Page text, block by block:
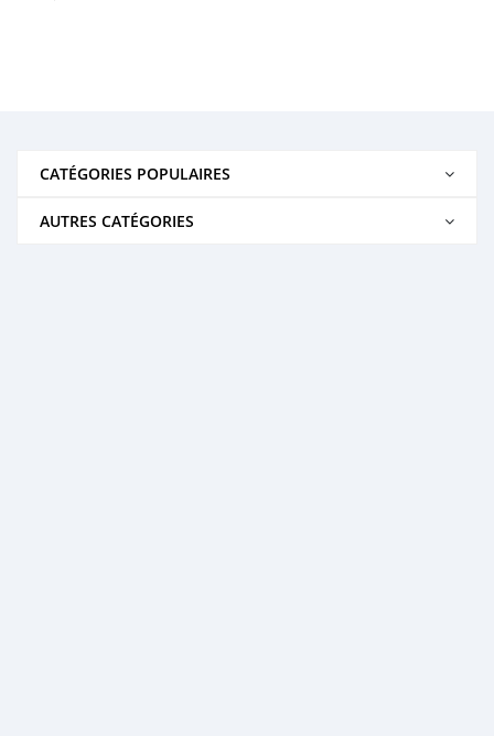
CATÉGORIES POPULAIRES
AUTRES CATÉGORIES